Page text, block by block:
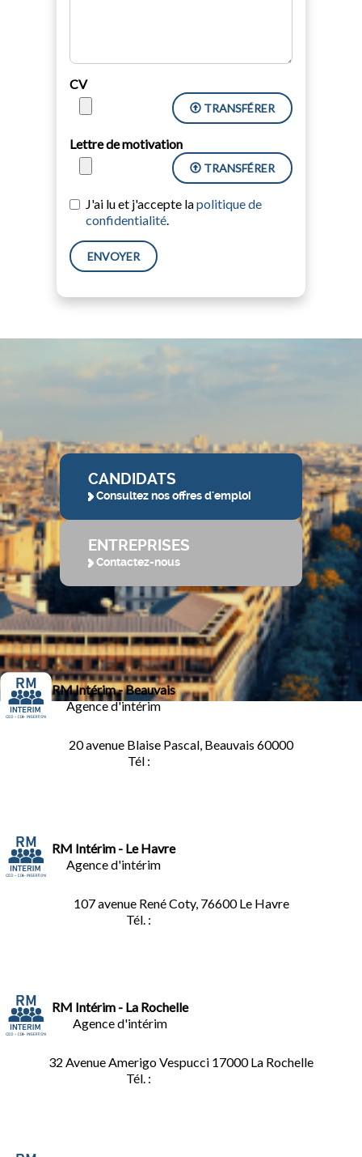
CV
TRANSFÉRER
Lettre de motivation
TRANSFÉRER
J'ai lu et j'accepte lapolitique de
confidentialité.
ENVOYER
CANDIDATS
Consultez nos offres d'emploi
ENTREPRISES
Contactez-nous
RM Intérim - Beauvais
Agence d'intérim
20 avenue Blaise Pascal, Beauvais 60000
Tél :
RM Intérim - Le Havre
Agence d'intérim
107 avenue René Coty, 76600 Le Havre
Tél. :
RM Intérim - La Rochelle
Agence d'intérim
32 Avenue Amerigo Vespucci 17000 La Rochelle
Tél. :